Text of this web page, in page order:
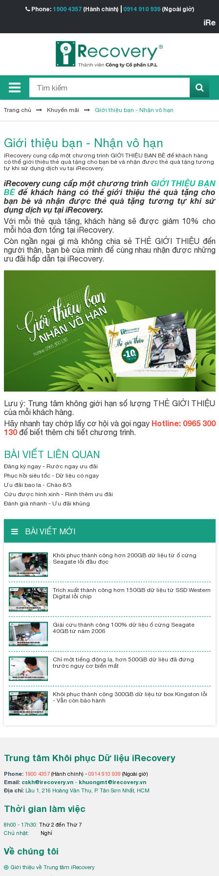
Phone: 1900 4357(Hành chính) 0914 910 939(Ngoài giờ)
Trang chủ Khuyến mãi Giới thiệu bạn - Nhận vô hạn
Giới thiệu bạn - Nhận vô hạn
iRecovery cung cấp một chương trình GIỚI THIỆU BẠN BÈ để khách hàng
có thể giới thiệu thẻ quà tặng cho bạn bè và nhận được thẻ quà tặng tương
tự khi sử dụng dịch vụ tại iRecovery.
iRecovery cung cấp một chương trình GIỚI THIỆU BẠN
BÈđể khách hàng có thể giới thiệu thẻ quà tặng cho
bạn bè và nhận được thẻ quà tặng tương tự khi sử
dụng dịch vụ tại iRecovery.
Với mỗi thẻ quà tặng, khách hàng sẽ được giảm 10% cho
mỗi hóa đơn tổng tại iRecovery.
Còn ngần ngại gì mà không chia sẻ THẺ GIỚI THIỆU đến
người thân, bạn bè của mình để cùng nhau nhận được những
ưu đãi hấp dẫn tại iRecovery.
Lưu ý: Trung tâm không giới hạn số lượng THẺ GIỚI THIỆU
của mỗi khách hàng.
Hãy nhanh tay chớp lấy cơ hội và gọi ngay Hotline: 0965 300
130để biết thêm chi tiết chương trình.
BÀI VIẾT LIÊN QUAN
Đăng ký ngay - Rước ngay ưu đãi
Phục hồi siêu tốc - Dữ liệu có ngay
Ưu đãi bao la - Chào 8/3
Cứu được hình xinh - Rinh thêm ưu đãi
Đánh giá nhanh - Ưu đãi khủng
BÀI VIẾT MỚI
Khôi phục thành công hơn 200GB dữ liệu từ ổ cứng
Seagate lỗi đầu đọc
Trích xuất thành công hơn 150GB dữ liệu từ SSD Western
Digital lỗi chip
Giải cứu thành công 100% dữ liệu ổ cứng Seagate
40GB từ năm 2006
Chỉ một tiếng động lạ, hơn 500GB dữ liệu đã đứng
trước nguy cơ biến mất
Khôi phục thành công 300GB dữ liệu từ box Kingston lỗi
- Vẫn còn bảo hành
Trung tâm Khôi phục Dữ liệu iRecovery
Phone: 1900 4357(Hành chính) - 0914 910 939 (Ngoài giờ)
Email: cskh@irecovery.vn- khuongmt@irecovery.vn
Địa chỉ: Lầu 1, 216 Hoàng Văn Thụ, P. Tân Sơn Nhất, HCM
Thời gian làm việc
8h00 - 17h30: Thứ 2 đến Thứ 7
Chủ nhật:
Nghỉ
Về chúng tôi
Giới thiệu về Trung tâm iRecovery